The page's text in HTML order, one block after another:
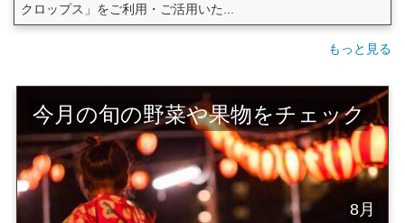
クロップス」をご利用・ご活用いた...
もっと見る
今月の旬の野菜や果物をチェック
8月